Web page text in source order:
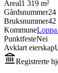
Areal1 319 m²
Gårdsnummer24
Bruksnummer42
Kommune
PunktfesteNei
Avklart eierskap
Registrerte